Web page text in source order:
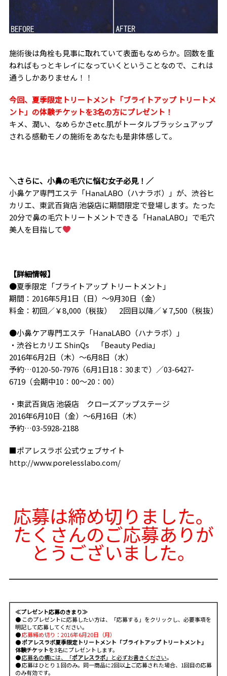
施術後は角栓も見事に取れていて表面もなめらか。回数を重
ねればもっとキレイになっていくということなので、これは
通うしかありません！！
今回、夏季限定トリートメント「ブライトアップ トリートメ
ント」の体験チケットを3名の方にプレゼント！
キメ、潤い、なめらかさetc.肌がトータルブラッシュアップ
される感動モノの施術をあなたも是非体感して。
＼さらに、小鼻の毛穴に悩む女子必見！／
小鼻ケア専門エステ「HanaLABO（ハナラボ）」が、渋谷ヒ
カリエ、東武百貨店 池袋店に期間限定で登場します。たった
20分で鼻の毛穴トリートメントできる「HanaLABO」で毛穴
美人を目指して
【詳細情報】
●夏季限定「ブライトアップ トリートメント」
期間：2016年5月1日（日）～9月30日（金）
料金：初回／￥8,000（税抜） 2回目以降／￥7,500（税抜）
●小鼻ケア専門エステ「HanaLABO（ハナラボ）」
・渋谷ヒカリエ ShinQs 「Beauty Pedia」
2016年6月2日（木）～6月8日（水）
予約…0120-50-7976（6月1日18：30まで）／03-6427-
6719（会期中10：00～20：00）
・東武百貨店 池袋店 クローズアップステージ
2016年6月10日（金）～6月16日（木）
予約…03-5928-2188
■ポアレスラボ 公式ウェブサイト
http://www.porelesslabo.com/
応募は締め切りました。
たくさんのご応募ありが
とうございました。
≪プレゼント応募のきまり≫
● このプレゼントに応募したい方は、「応募する」をクリックし、必要事項を
明記して応募してください。
●応募締め切り： 2016年6月20日（月）
●ポアレスラボ夏季限定トリートメント「ブライトアップ トリートメント」
体験チケットを3名にプレゼントします。
●応募名の欄には、「ポアレスラボ」と必ずお書きください。
● 応募はひとり１回のみ。同一商品に2回以上ご応募された場合、1回目の応募
のみ有効です。